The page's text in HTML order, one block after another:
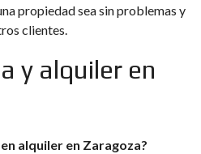
propiedad sea sin problemas y
clientes.
y alquiler en
alquiler en Zaragoza?